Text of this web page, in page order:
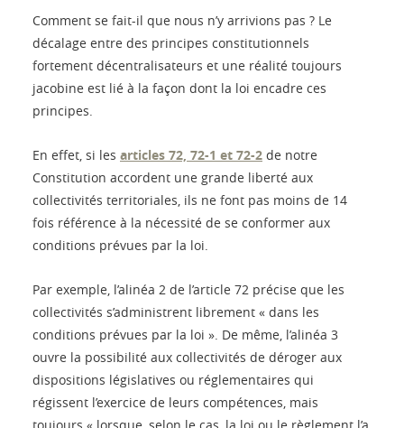
Comment se fait-il que nous n’y arrivions pas ? Le
décalage entre des principes constitutionnels
fortement décentralisateurs et une réalité toujours
jacobine est lié à la façon dont la loi encadre ces
principes.
En effet, si les articles 72, 72-1 et 72-2 de notre
Constitution accordent une grande liberté aux
collectivités territoriales, ils ne font pas moins de 14
fois référence à la nécessité de se conformer aux
conditions prévues par la loi.
Par exemple, l’alinéa 2 de l’article 72 précise que les
collectivités s’administrent librement « dans les
conditions prévues par la loi ». De même, l’alinéa 3
ouvre la possibilité aux collectivités de déroger aux
dispositions législatives ou réglementaires qui
régissent l’exercice de leurs compétences, mais